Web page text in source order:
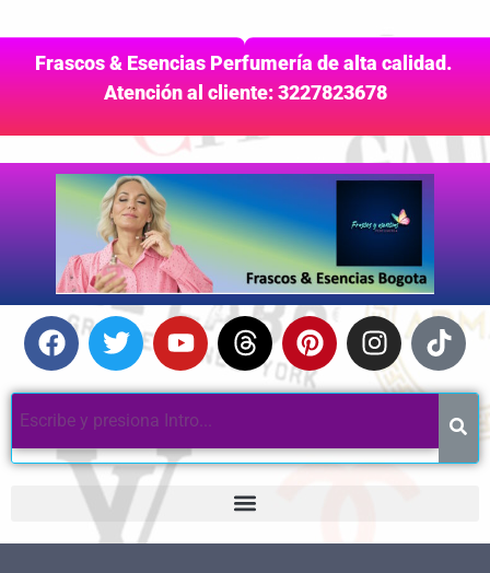
Frascos & Esencias Perfumería de alta calidad.
Atención al cliente: 3227823678